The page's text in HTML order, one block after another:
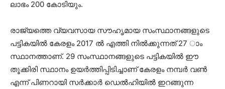
ലാഭം 200 കോടിയും.
രാജ്യത്തെ വ്യവസായ സൗഹൃമായ സംസ്ഥാനങ്ങളുടെ
പട്ടികയില്‍ കേരളം 2017 ല്‍ എത്തി നില്‍ക്കുന്നത് 27 ാം
സ്ഥാനത്താണ്. 29 സംസ്ഥാനങ്ങളുടെ പട്ടികയില്‍ ഈ
തൂക്കിരി സ്ഥാനം ഉയര്‍ത്തിപ്പിടിച്ചാണ് കേരളം നമ്പര്‍ വണ്‍
എന്ന് പിണറായി സര്‍ക്കാര്‍ ഡെല്‍ഹിയില്‍ ഇറങ്ങുന്ന